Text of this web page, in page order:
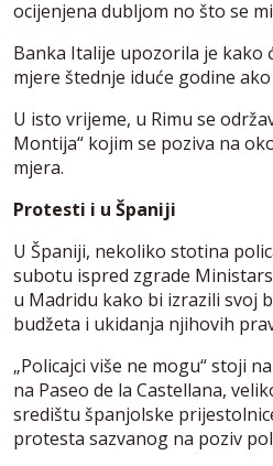
ocijenjena dubljom no što se
Banka Italije upozorila je kako
mjere štednje iduće godine
U isto vrijeme, u Rimu se
Montija“ kojim se poziva na
mjera.
Protesti i u Španiji
U Španiji, nekoliko stotina
subotu ispred zgrade
u Madridu kako bi izrazili svoj
budžeta i ukidanja njihovih
„Policajci više ne mogu“ stoji
na Paseo de la Castellana,
središtu španjolske
protesta sazvanog na poziv